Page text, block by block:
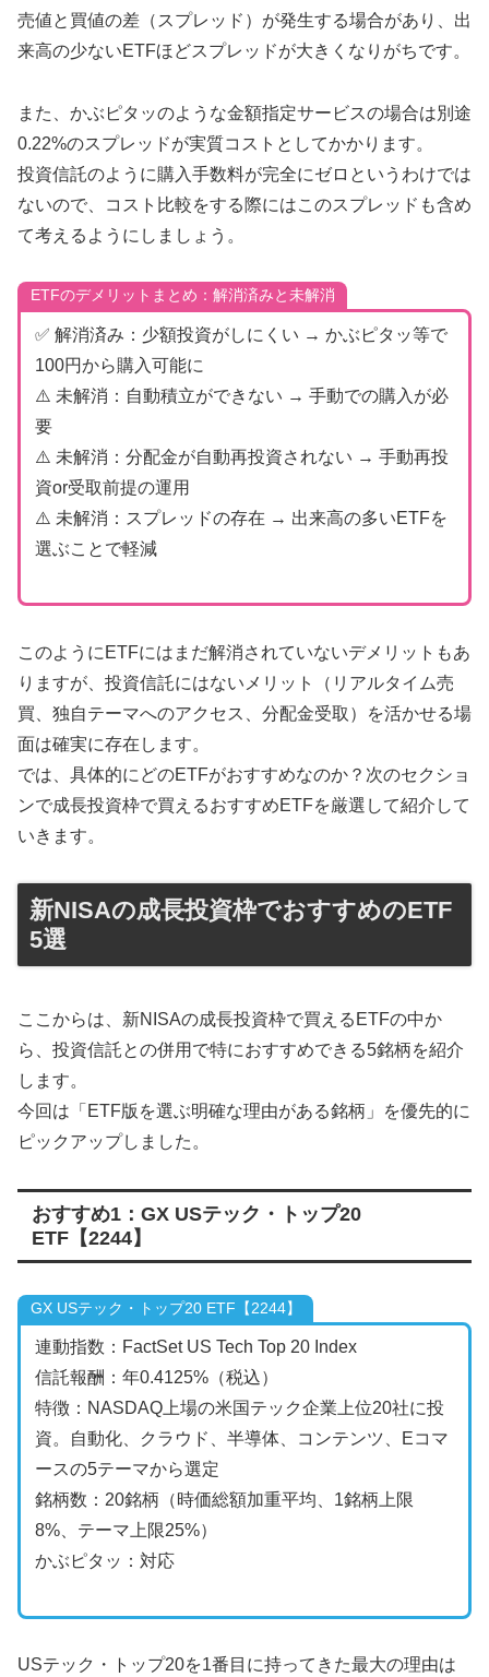
売値と買値の差（スプレッド）が発生する場合があり、出
来高の少ないETFほどスプレッドが大きくなりがちです。
また、かぶピタッのような金額指定サービスの場合は別途
0.22%のスプレッドが実質コストとしてかかります。
投資信託のように購入手数料が完全にゼロというわけでは
ないので、コスト比較をする際にはこのスプレッドも含め
て考えるようにしましょう。
ETFのデメリットまとめ：解消済みと未解消
✅ 解消済み：少額投資がしにくい → かぶピタッ等で
100円から購入可能に
⚠️ 未解消：自動積立ができない → 手動での購入が必
要
⚠️ 未解消：分配金が自動再投資されない → 手動再投
資or受取前提の運用
⚠️ 未解消：スプレッドの存在 → 出来高の多いETFを
選ぶことで軽減
このようにETFにはまだ解消されていないデメリットもあ
りますが、投資信託にはないメリット（リアルタイム売
買、独自テーマへのアクセス、分配金受取）を活かせる場
面は確実に存在します。
では、具体的にどのETFがおすすめなのか？次のセクショ
ンで成長投資枠で買えるおすすめETFを厳選して紹介して
いきます。
新NISAの成長投資枠でおすすめのETF
5選
ここからは、新NISAの成長投資枠で買えるETFの中か
ら、投資信託との併用で特におすすめできる5銘柄を紹介
します。
今回は「ETF版を選ぶ明確な理由がある銘柄」を優先的に
ピックアップしました。
おすすめ1：GX USテック・トップ20
ETF【2244】
GX USテック・トップ20 ETF【2244】
連動指数：FactSet US Tech Top 20 Index
信託報酬：年0.4125%（税込）
特徴：NASDAQ上場の米国テック企業上位20社に投
資。自動化、クラウド、半導体、コンテンツ、Eコマ
ースの5テーマから選定
銘柄数：20銘柄（時価総額加重平均、1銘柄上限
8%、テーマ上限25%）
かぶピタッ：対応
USテック・トップ20を1番目に持ってきた最大の理由は